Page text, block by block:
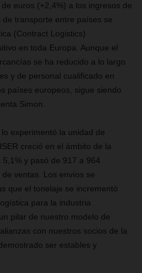
euros (+2,4%) a los ingresos de
transporte entre países se
(Contract Logistics)
en toda Europa. Aunque el
se ha reducido a lo largo
y de personal cualificado en
países europeos, sigue siendo
Simon.
experimentó la unidad de
creció en el ámbito de la
y pasó de 917 a 964
ventas. Los envíos se
que el tonelaje se incrementó
para la industria
pilar de nuestro modelo de
con nuestros socios de la
ser estables y